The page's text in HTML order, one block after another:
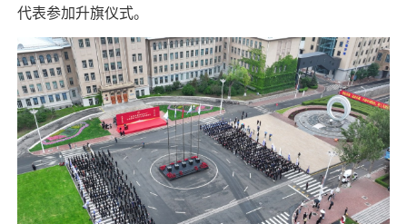
代表参加升旗仪式。